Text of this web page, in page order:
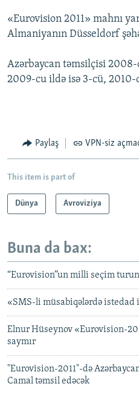
«Eurovision 2011» mahnı
Almaniyanın Düsseldorf
Azərbaycan təmsilçisi
2009-cu ildə isə 3-cü,
Paylaş VPN-siz
This item is part of
Dünya Avroviziya
Buna da bax:
“Eurovision”un milli seçim
«SMS-li müsabiqələrdə
Elnur Hüseynov «Eurovision-
saymır
"Eurovision-2011"-də
Camal təmsil edəcək